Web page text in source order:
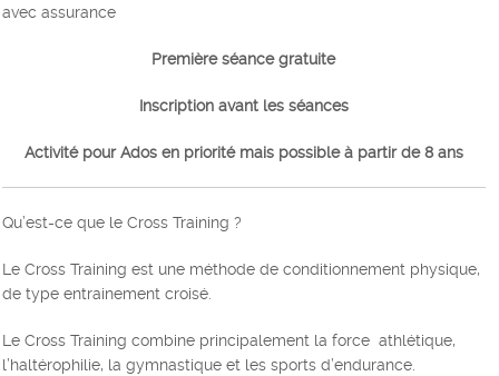
avec assurance
Première séance gratuite
Inscription avant les séances
Activité pour Ados en priorité mais possible à partir de 8 ans
Qu’est-ce que le Cross Training ?
Le Cross Training est une méthode de conditionnement physique,
de type entrainement croisé.
Le Cross Training combine principalement la force athlétique,
l’haltérophilie, la gymnastique et les sports d’endurance.